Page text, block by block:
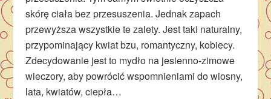
skórę ciała bez przesuszenia. Jednak zapach
przewyższa wszystkie te zalety. Jest taki naturalny,
przypominający kwiat bzu, romantyczny, kobiecy.
Zdecydowanie jest to mydło na jesienno-zimowe
wieczory, aby powrócić wspomnieniami do wiosny,
lata, kwiatów, ciepła…